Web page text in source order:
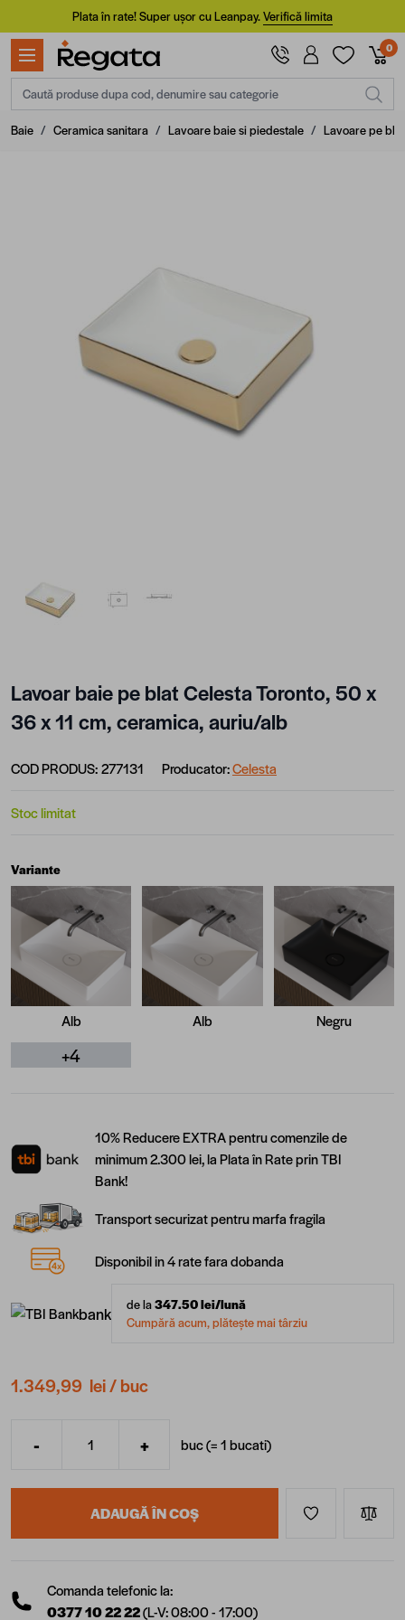
Mergi la ConținutPlata în rate! Super ușor cu Leanpay.Verifică limita
0
Caută produse dupa cod, denumire sau categorie
Baie / Ceramica sanitara / Lavoare baie si piedestale / Lavoare pe blat
Lavoar baie pe blat Celesta Toronto, 50 x
36 x 11 cm, ceramica, auriu/alb
COD PRODUS:277131 Producator:Celesta
Stoc limitat
Variante
Alb Alb Negru
+4
10% Reducere EXTRA pentru comenzile de
minimum 2.300 lei, la Plata în Rate prin TBI
Bank!
Transport securizat pentru marfa fragila
Disponibil in 4 rate fara dobanda
bank de la347.50lei/lună
Cumpără acum, plătește mai târziu
1.349,99 lei/ buc
Cantitate
- + buc (=1bucati)
ADAUGĂ ÎN COȘ
Comanda telefonic la:
0377 10 22 22(L-V: 08:00 - 17:00)